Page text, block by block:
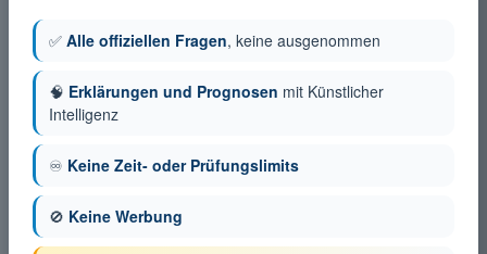
✅ Alle offiziellen Fragen, keine ausgenommen
🧠 Erklärungen und Prognosen mit Künstlicher
Intelligenz
♾️ Keine Zeit- oder Prüfungslimits
🚫 Keine Werbung